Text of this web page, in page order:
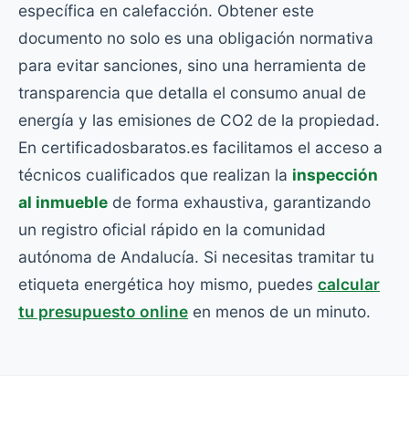
específica en calefacción. Obtener este
documento no solo es una obligación normativa
para evitar sanciones, sino una herramienta de
transparencia que detalla el consumo anual de
energía y las emisiones de CO2 de la propiedad.
En certificadosbaratos.es facilitamos el acceso a
técnicos cualificados que realizan la inspección
al inmueble de forma exhaustiva, garantizando
un registro oficial rápido en la comunidad
autónoma de Andalucía. Si necesitas tramitar tu
etiqueta energética hoy mismo, puedes calcular
tu presupuesto online en menos de un minuto.